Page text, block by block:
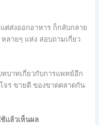
ต่ส่งออกอาหาร ก็กลับกลาย
ลายๆ แห่ง สอบถามเกี่ยว
บาทเกี่ยวกับการแพทย์อีก
จร ขายดี ของขาดตลาดกัน
แล้วเห็นผล